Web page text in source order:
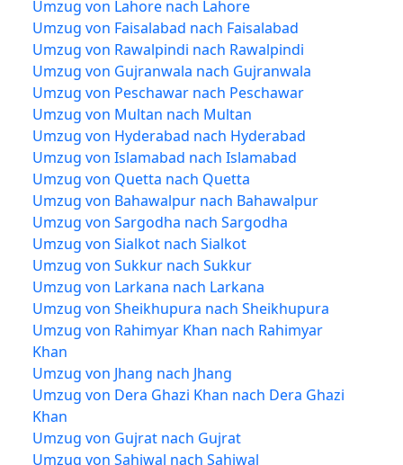
Umzug von Lahore nach Lahore
Umzug von Faisalabad nach Faisalabad
Umzug von Rawalpindi nach Rawalpindi
Umzug von Gujranwala nach Gujranwala
Umzug von Peschawar nach Peschawar
Umzug von Multan nach Multan
Umzug von Hyderabad nach Hyderabad
Umzug von Islamabad nach Islamabad
Umzug von Quetta nach Quetta
Umzug von Bahawalpur nach Bahawalpur
Umzug von Sargodha nach Sargodha
Umzug von Sialkot nach Sialkot
Umzug von Sukkur nach Sukkur
Umzug von Larkana nach Larkana
Umzug von Sheikhupura nach Sheikhupura
Umzug von Rahimyar Khan nach Rahimyar
Khan
Umzug von Jhang nach Jhang
Umzug von Dera Ghazi Khan nach Dera Ghazi
Khan
Umzug von Gujrat nach Gujrat
Umzug von Sahiwal nach Sahiwal